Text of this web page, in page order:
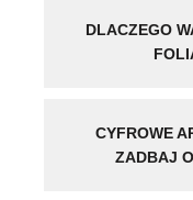
DLACZEGO
CYFROWE
ZADBAJ